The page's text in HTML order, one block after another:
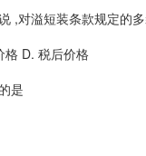
对溢短装条款规定的多
D. 税后价格
是